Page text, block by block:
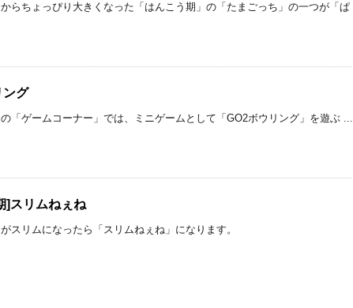
からちょっぴり大きくなった「はんこう期」の「たまごっち」の一つが「ぱ
ング
の「ゲームコーナー」では、ミニゲームとして「GO2ボウリング」を遊ぶ ...
]スリムねぇね
がスリムになったら「スリムねぇね」になります。